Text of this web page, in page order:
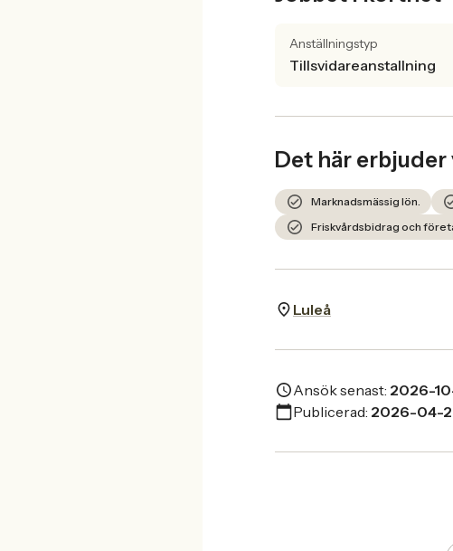
Anställningstyp
Tillsvidareanstallning
Det här erbjuder
Marknadsmässig lön.
Friskvårdsbidrag och
Luleå
Ansök senast: 2026-
Publicerad: 2026-04-